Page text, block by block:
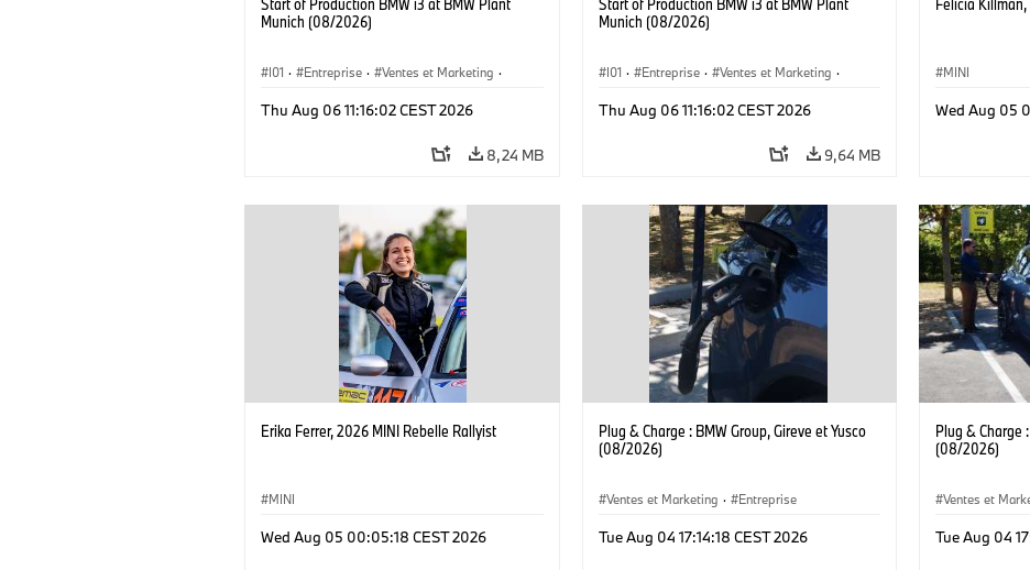
Munich (08/2026)
I01 · Entreprise · Ventes et Marketing ·
Thu Aug 06 11:16:02 CEST 2026
8,24 MB
Munich (08/2026)
I01 · Entreprise · Ventes et Marketing ·
Thu Aug 06 11:16:02 CEST 2026
9,64 MB
MINI
Wed Aug 05
Erika Ferrer, 2026 MINI Rebelle Rallyist
MINI
Wed Aug 05 00:05:18 CEST 2026
Plug & Charge : BMW Group, Gireve et Yusco
(08/2026)
Ventes et Marketing · Entreprise
Tue Aug 04 17:14:18 CEST 2026
Plug & Charge
(08/2026)
Ventes et
Tue Aug 04